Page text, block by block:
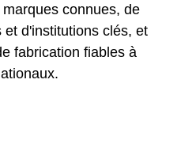
connues, de
d'institutions clés, et
fabrication fiables à